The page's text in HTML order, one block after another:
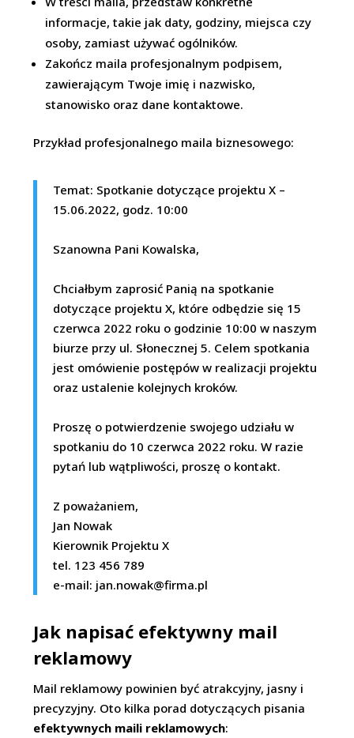
informacje, takie jak daty, godziny, miejsca czy
osoby, zamiast używać ogólników.
Zakończ maila profesjonalnym podpisem,
zawierającym Twoje imię i nazwisko,
stanowisko oraz dane kontaktowe.
Przykład profesjonalnego maila biznesowego:
Temat: Spotkanie dotyczące projektu X –
15.06.2022, godz. 10:00
Szanowna Pani Kowalska,
Chciałbym zaprosić Panią na spotkanie
dotyczące projektu X, które odbędzie się 15
czerwca 2022 roku o godzinie 10:00 w naszym
biurze przy ul. Słonecznej 5. Celem spotkania
jest omówienie postępów w realizacji projektu
oraz ustalenie kolejnych kroków.
Proszę o potwierdzenie swojego udziału w
spotkaniu do 10 czerwca 2022 roku. W razie
pytań lub wątpliwości, proszę o kontakt.
Z poważaniem,
Jan Nowak
Kierownik Projektu X
tel. 123 456 789
e-mail: jan.nowak@firma.pl
Jak napisać efektywny mail
reklamowy
Mail reklamowy powinien być atrakcyjny, jasny i
precyzyjny. Oto kilka porad dotyczących pisania
efektywnych maili reklamowych: